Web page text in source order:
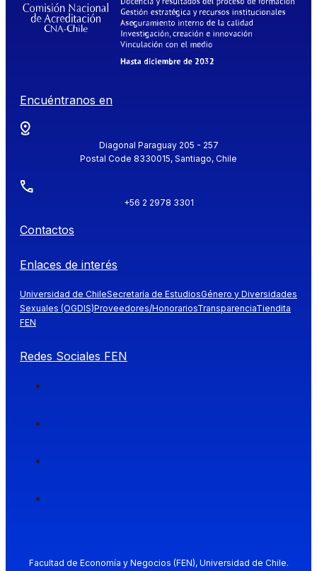
Encuéntranos en
Diagonal Paraguay 205 - 257
Postal Code 8330015, Santiago, Chile
+56 2 2978 3301
Contactos
Enlaces de interés
Universidad de ChileSecretaría de EstudiosGénero y Diversidades
Sexuales (OGDIS)Proveedores/HonorariosTransparenciaTiendita
FEN
Redes Sociales FEN
Facultad de Economía y Negocios (FEN), Universidad de Chile.